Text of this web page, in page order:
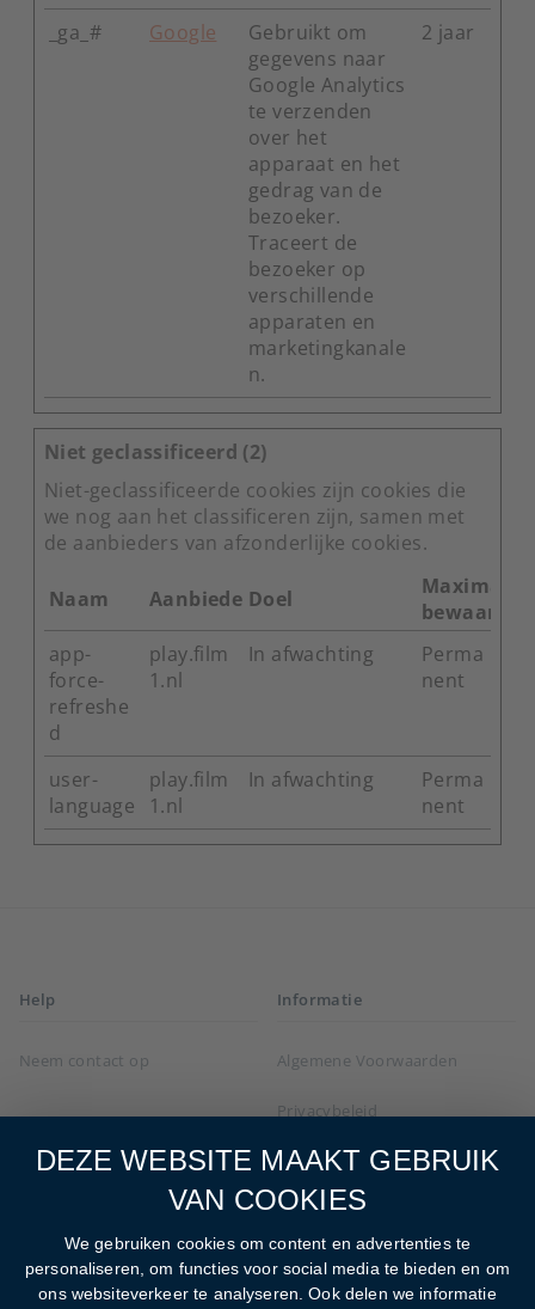
DEZE WEBSITE MAAKT GEBRUIK
VAN COOKIES
We gebruiken cookies om content en advertenties te
personaliseren, om functies voor social media te bieden en om
ons websiteverkeer te analyseren. Ook delen we informatie
_ga_# Google
Gebruikt om
gegevens naar
Google Analytics
te verzenden
over het
apparaat en het
gedrag van de
bezoeker.
Traceert de
bezoeker op
verschillende
apparaten en
marketingkanale
n.
2 jaar
Niet geclassificeerd (2)
Niet-geclassificeerde cookies zijn cookies die
we nog aan het classificeren zijn, samen met
de aanbieders van afzonderlijke cookies.
Naam AanbiederDoel
Maximale
app-
force-
refreshe
d
play.film
1.nl
In afwachting
Perma
nent
user-
language
play.film
1.nl
In afwachting
Perma
nent
Help
Neem contact op
Informatie
Algemene Voorwaarden
Privacybeleid
Cookies
Film1 tv-providers
Ondersteunde apparaten